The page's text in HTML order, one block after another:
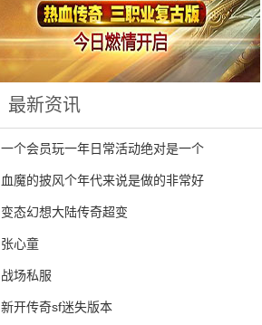
最新资讯
一个会员玩一年日常活动绝对是一个
血魔的披风个年代来说是做的非常好
变态幻想大陆传奇超变
张心童
战场私服
新开传奇sf迷失版本